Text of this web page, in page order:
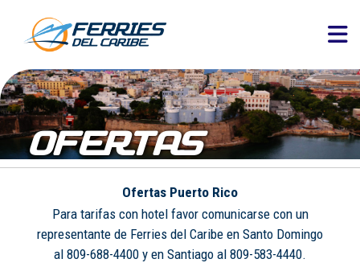
OFERTAS
Ofertas Puerto Rico
Para tarifas con hotel favor comunicarse con un
representante de Ferries del Caribe en Santo Domingo
al 809-688-4400 y en Santiago al 809-583-4440.